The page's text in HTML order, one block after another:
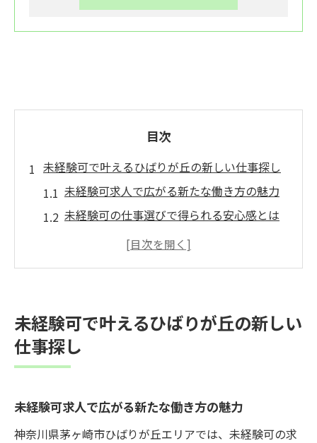
目次
未経験可で叶えるひばりが丘の新しい仕事探し
未経験可求人で広がる新たな働き方の魅力
未経験可の仕事選びで得られる安心感とは
地域密着型の未経験可求人で実現する活躍
未経験可の調剤薬局求人が選ばれる理由
未経験可求人で叶う研修とサポート体制
調剤薬局未経験可求人の仕事内容を解説
未経験可の薬剤師求人で重視されること
未経験可で叶えるひばりが丘の新しい
仕事探し
未経験可求人で広がる新たな働き方の魅力
神奈川県茅ヶ崎市ひばりが丘エリアでは、未経験可の求